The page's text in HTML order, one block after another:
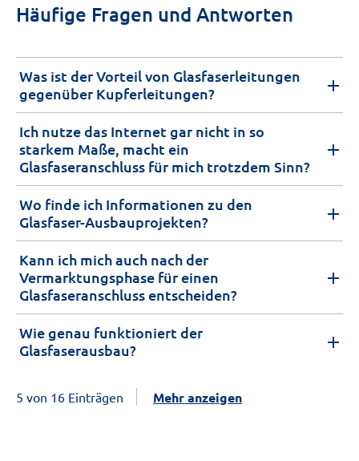
Häufige Fragen und Antworten
Was ist der Vorteil von Glasfaserleitungen
gegenüber Kupferleitungen?
Ich nutze das Internet gar nicht in so
starkem Maße, macht ein
Glasfaseranschluss für mich trotzdem Sinn?
Wo finde ich Informationen zu den
Glasfaser-Ausbauprojekten?
Kann ich mich auch nach der
Vermarktungsphase für einen
Glasfaseranschluss entscheiden?
Wie genau funktioniert der
Glasfaserausbau?
5 von 16 Einträgen Mehr anzeigen